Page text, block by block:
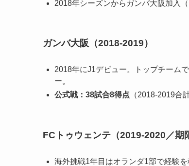
2018年シーズンからガンバ大阪加入（
ガンバ大阪（2018-2019）
2018年にJ1デビュー。トップチーム
ー。
公式戦：38試合8得点 （2018-2019合
FCトゥウェンテ（2019-2020／期
海外挑戦1年目はオランダ1部で経験を